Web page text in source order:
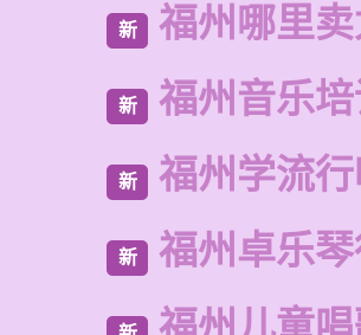
新 福州哪里
新 福州音乐
新 福州学流
新 福州卓乐
福州儿童